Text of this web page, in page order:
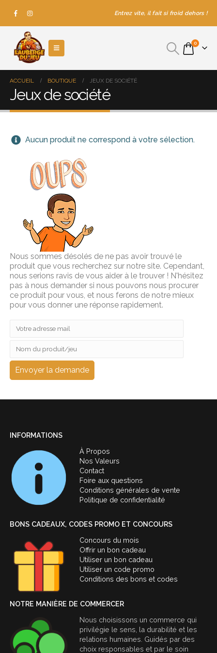
Entrez vite, il fait si froid dehors !
0
ACCUEIL BOUTIQUE JEUX DE SOCIÉTÉ
Jeux de société
Aucun produit ne correspond à votre sélection.
Nous sommes désolés de ne pas avoir trouvé le
produit que vous recherchez sur notre site. Cependant,
nous serions ravis de vous aider à le trouver ! N'hésitez
pas à nous demander si nous pouvons nous procurer
ce produit pour vous, et nous ferons de notre mieux
pour vous donner une réponse rapidement.
INFORMATIONS
À Propos
Nos Valeurs
Contact
Foire aux questions
Conditions générales de vente
Politique de confidentialité
BONS CADEAUX, CODES PROMO ET CONCOURS
Concours du mois
Offrir un bon cadeau
Utiliser un bon cadeau
Utiliser un code promo
Conditions des bons et codes
NOTRE MANIÈRE DE COMMERCER
Nous choisissons un commerce qui
privilégie le sens, la durabilité et les
relations humaines. Guidés par des
choix responsables et par le soin